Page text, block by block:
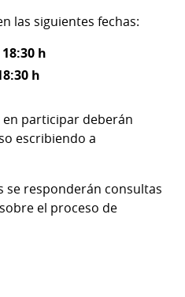
las siguientes fechas:
h
h
participar deberán
escribiendo a
se responderán consultas
el proceso de